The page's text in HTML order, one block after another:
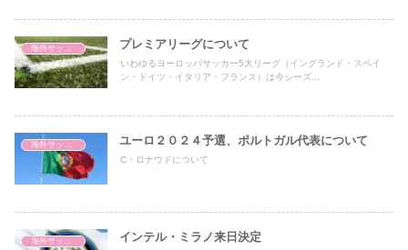
海外サッカー プレミアリーグについて
いわゆるヨーロッパサッカー5大リーグ（イングランド・スペイ
ン・ドイツ・イタリア・フランス）は今シーズ...
海外サッカー ユーロ２０２４予選、ポルトガル代表について
C・ロナウドについて
海外サッカー インテル・ミラノ来日決定